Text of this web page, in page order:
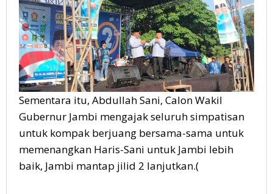
Sementara itu, Abdullah Sani, Calon Wakil
Gubernur Jambi mengajak seluruh simpatisan
untuk kompak berjuang bersama-sama untuk
memenangkan Haris-Sani untuk Jambi lebih
baik, Jambi mantap jilid 2 lanjutkan.(